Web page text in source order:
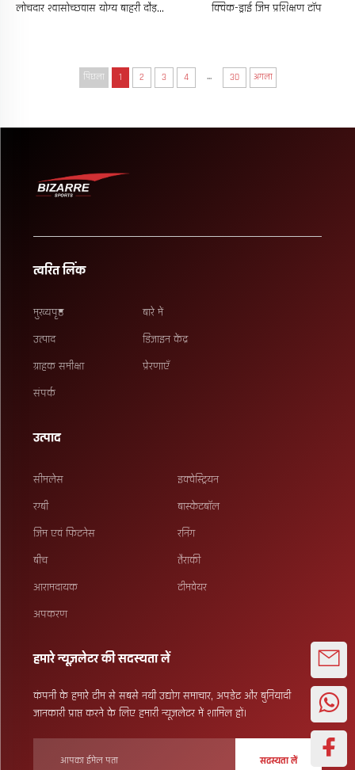
लोचदार श्वासोच्छवास योग्य बाहरी दौड़ने
क्विक-ड्राई जिम प्रशिक्षण टॉप
पिछला 1 2 3 4 ... 30 अगला
त्वरित लिंक
मुख्यपृष्ठ
बारे में
उत्पाद
डिज़ाइन केंद्र
ग्राहक समीक्षा
प्रेरणाएँ
संपर्क
उत्पाद
सीमलेस
इक्वेस्ट्रियन
रग्बी
बास्केटबॉल
जिम एवं फिटनेस
रनिंग
बीच
तैराकी
आरामदायक
टीमवेयर
अपकरण
हमारे न्यूज़लेटर की सदस्यता लें
कंपनी के हमारे टीम से सबसे नयी उद्योग समाचार, अपडेट और बुनियादी
जानकारी प्राप्त करने के लिए हमारी न्यूज़लेटर में शामिल हों।
सदस्यता लें